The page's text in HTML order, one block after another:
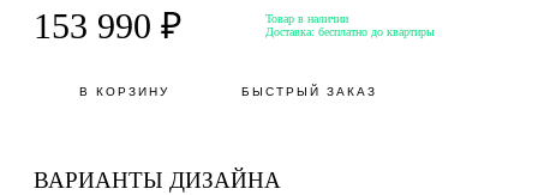
ВАРИАНТЫ ДИЗАЙНА
153 990 ₽
Товар в наличии
Доставка: бесплатно до квартиры
В КОРЗИНУ БЫСТРЫЙ ЗАКАЗ